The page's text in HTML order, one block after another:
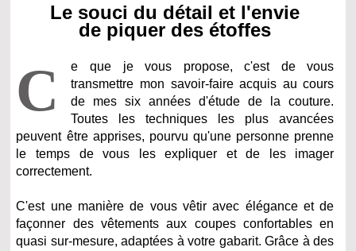
Le souci du détail et l'envie
de piquer des étoffes
C
e que je vous propose, c'est de vous
transmettre mon savoir-faire acquis au cours
de mes six années d'étude de la couture.
Toutes les techniques les plus avancées
peuvent être apprises, pourvu qu'une personne prenne
le temps de vous les expliquer et de les imager
correctement.
C'est une manière de vous vêtir avec élégance et de
façonner des vêtements aux coupes confortables en
quasi sur-mesure, adaptées à votre gabarit. Grâce à des